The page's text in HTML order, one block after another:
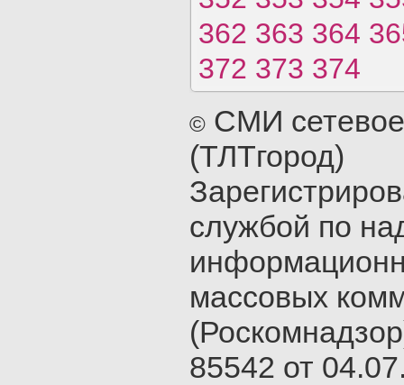
362 363 364
372 373 374
© СМИ
(ТЛТгород)
службой по
массовых
85542 от